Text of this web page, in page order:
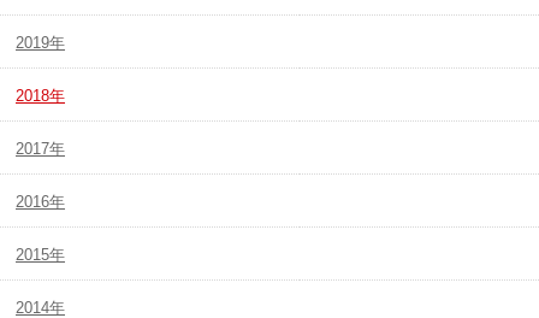
2019年
2018年
2017年
2016年
2015年
2014年